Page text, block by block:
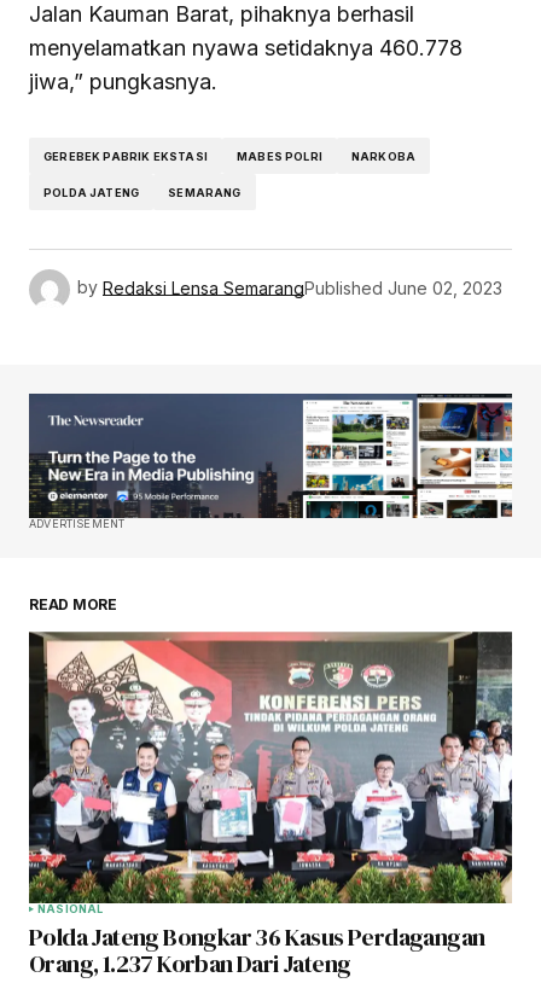
Jalan Kauman Barat, pihaknya berhasil
menyelamatkan nyawa setidaknya 460.778
jiwa,” pungkasnya.
GEREBEK PABRIK EKSTASI MABES POLRI NARKOBA
POLDA JATENG SEMARANG
by Redaksi Lensa SemarangPublished June 02, 2023
ADVERTISEMENT
READ MORE
NASIONAL
Polda Jateng Bongkar 36 Kasus Perdagangan
Orang, 1.237 Korban Dari Jateng